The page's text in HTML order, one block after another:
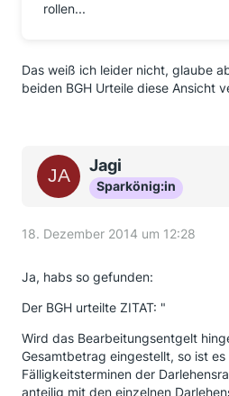
rollen...
Das weiß ich leider nicht, glaube
beiden BGH Urteile diese Ansicht
Jagi
Sparkönig:in
18. Dezember 2014 um 12:28
Ja, habs so gefunden:
Der BGH urteilte ZITAT: "
Wird das Bearbeitungsentgelt
Gesamtbetrag eingestellt, so ist
Fälligkeitsterminen der
anteilig mit den einzelnen